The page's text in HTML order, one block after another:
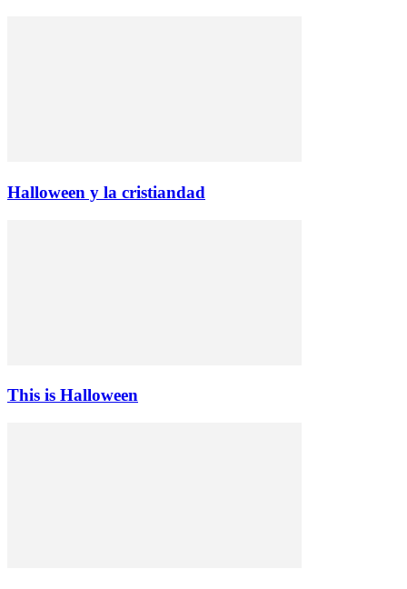
Halloween y la cristiandad
This is Halloween